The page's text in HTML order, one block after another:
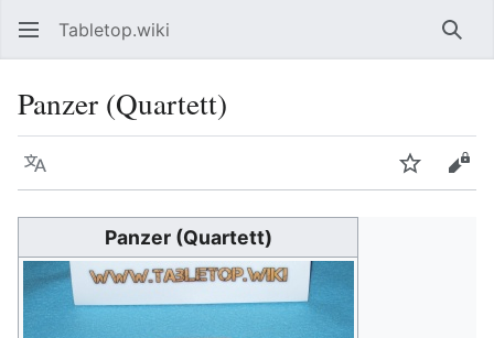
Tabletop.wiki
Panzer (Quartett)
Sprache
Panzer (Quartett)